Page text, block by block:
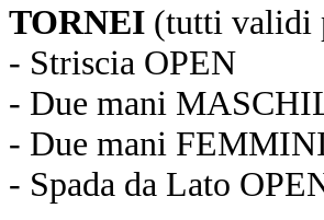
TORNEI (tutti validi
- Striscia OPEN
- Due mani
- Due mani
- Spada da Lato